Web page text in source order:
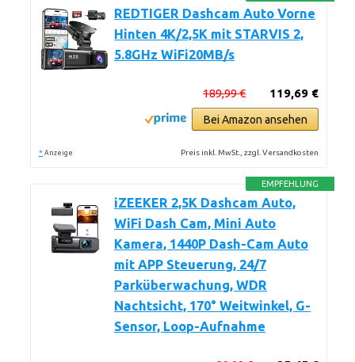
REDTIGER Dashcam Auto Vorne
Hinten 4K/2,5K mit STARVIS 2,
5.8GHz WiFi20MB/s
119,69 €
189,99 €
Bei Amazon ansehen
* Anzeige Preis inkl. MwSt., zzgl. Versandkosten
EMPFEHLUNG
iZEEKER 2,5K Dashcam Auto,
WiFi Dash Cam, Mini Auto
Kamera, 1440P Dash-Cam Auto
mit APP Steuerung, 24/7
Parküberwachung, WDR
Nachtsicht, 170° Weitwinkel, G-
Sensor, Loop-Aufnahme